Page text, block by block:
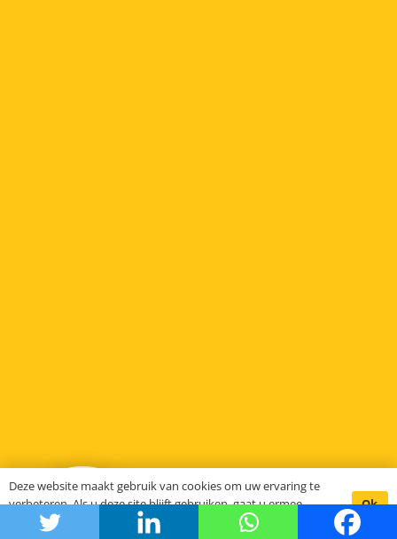
Deze website maakt gebruik van cookies om uw ervaring te
verbeteren. Als u deze site blijft gebruiken, gaat u ermee
akkoord.
Ok